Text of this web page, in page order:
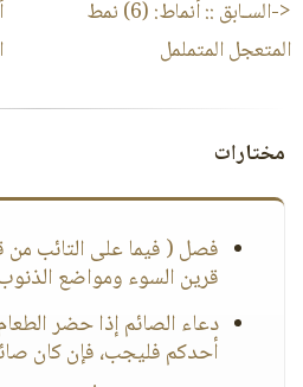
<-السـابق ::
أنماط: (6) نمط
المتعجل المتململ
مختارات
فصل ( فيما على التائب من
قرين السوء ومواضع
دعاء الصائم إذا حضر
أحدكم فليجب، فإن كان